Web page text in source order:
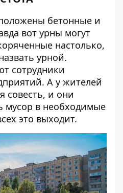
бетонные и
вот урны могут
настолько,
урной.
сотрудники
А у жителей
совесть, и они
мусор в необходимые
это выходит.